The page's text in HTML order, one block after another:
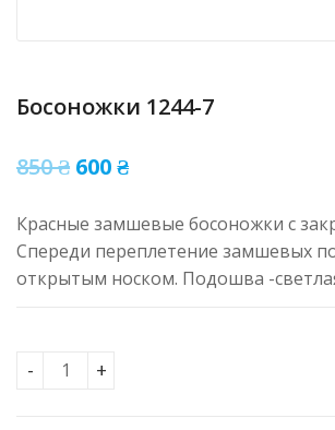
Босоножки 1244-7
850₴ Оригінальна
850 ₴.
600₴Поточна
600 ₴.
Красные замшевые босоножки с
Спереди переплетение замшевых
открытым носком. Подошва -
Босоножки 1244-7 кількість